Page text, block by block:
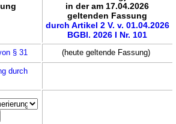
in der am 17.04.2026
geltenden Fassung
durch Artikel 2 V. v. 01.04.2026
BGBl. 2026 I Nr. 101
§ 31 (heute geltende Fassung)
durch